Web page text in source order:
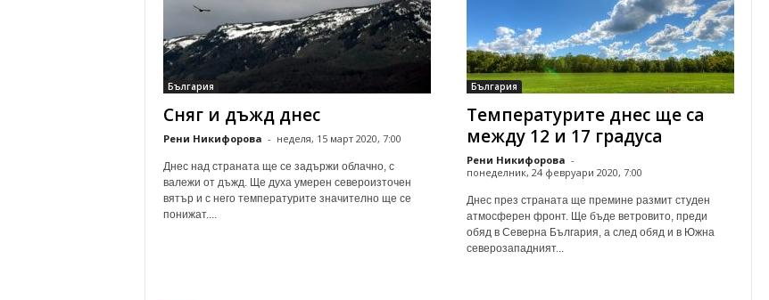
България
Сняг и дъжд днес
Рени Никифорова - неделя, 15 март 2020, 7:00
Днес над страната ще се задържи облачно, с
валежи от дъжд. Ще духа умерен североизточен
вятър и с него температурите значително ще се
понижат....
България
Температурите днес ще са
между 12 и 17 градуса
Рени Никифорова -
понеделник, 24 февруари 2020, 7:00
Днес през страната ще премине размит студен
атмосферен фронт. Ще бъде ветровито, преди
обяд в Северна България, а след обяд и в Южна
северозападният...